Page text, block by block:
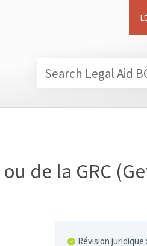
Search Legal Aid
de la GRC
Révision juridique